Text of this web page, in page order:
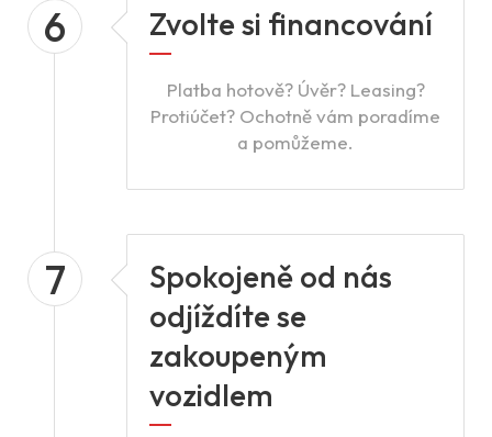
6 Zvolte si financování
Platba hotově? Úvěr? Leasing?
Protiúčet? Ochotně vám poradíme
a pomůžeme.
7
Spokojeně od nás
odjíždíte se
zakoupeným
vozidlem